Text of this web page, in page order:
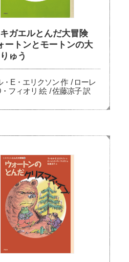
ガエルとんだ大冒険
トンとモートンの大
ゅう
・E・エリクソン 作 / ローレ
フィオリ 絵 / 佐藤凉子 訳